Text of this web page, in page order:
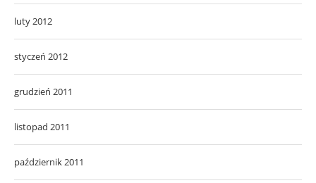
luty 2012
styczeń 2012
grudzień 2011
listopad 2011
październik 2011